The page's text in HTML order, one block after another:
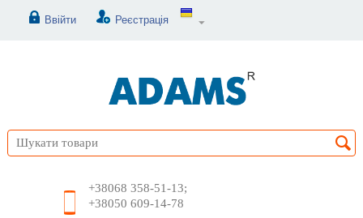
Ввійти Реєстрація
+38068 358-51-13;
+38050 609-14-78